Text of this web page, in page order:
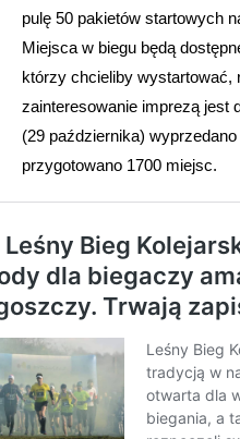
pulę 50 pakietów startowych
Miejsca w biegu będą
którzy chcieliby
zainteresowanie imprezą jest
(29 października)
przygotowano 1700 miejsc.